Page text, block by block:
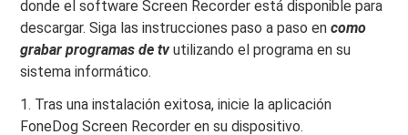
donde el software Screen Recorder está disponible para
descargar. Siga las instrucciones paso a paso encomo
grabar programas de tvutilizando el programa en su
sistema informático.
1. Tras una instalación exitosa, inicie la aplicación
FoneDog Screen Recorder en su dispositivo.